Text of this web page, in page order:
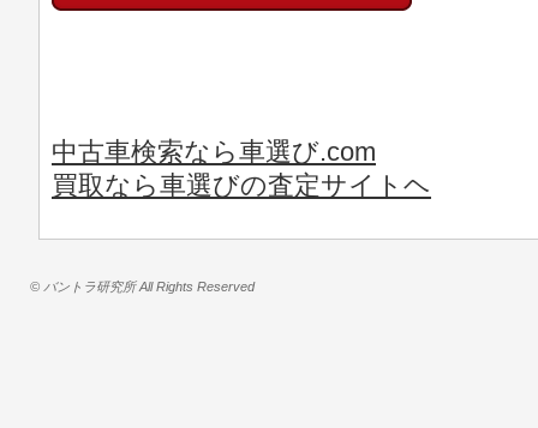
中古車検索なら車選び.com
買取なら車選びの査定サイトヘ
© バントラ研究所 All Rights Reserved